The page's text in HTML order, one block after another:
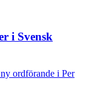
i Svensk
ordförande i Per